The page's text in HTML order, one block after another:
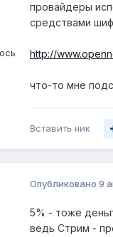
провайдеры
средствами
http://
что-то мне
Вставить ник
Опубликовано 9
5% - тоже
ведь Стрим -